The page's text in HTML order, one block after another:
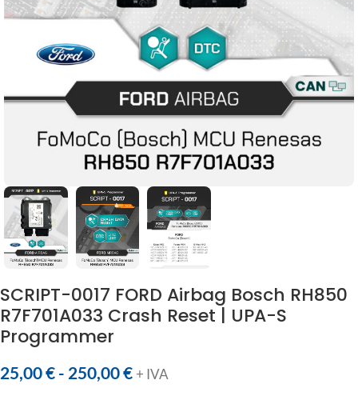
SCRIPT-0017 FORD Airbag Bosch RH850
R7F701A033 Crash Reset | UPA-S
Programmer
25,00€ - 250,00€ + IVA